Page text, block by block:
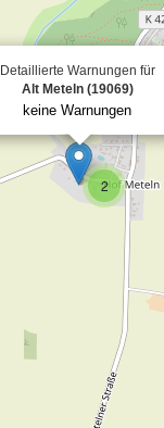
2
Detaillierte Warnungen für
Alt Meteln (19069)
keine Warnungen